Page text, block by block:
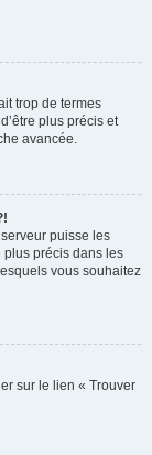
trop de termes
plus précis et
avancée.
puisse les
plus précis dans les
vous souhaitez
sur le lien « Trouver